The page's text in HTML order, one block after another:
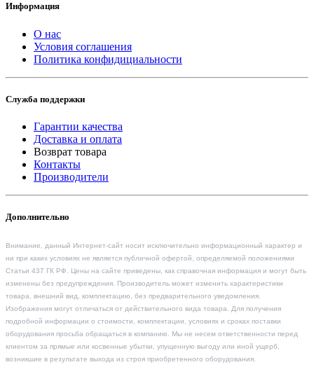
Информация
О нас
Условия соглашения
Политика конфидициальности
Служба поддержки
Гарантии качества
Доставка и оплата
Возврат товара
Контакты
Производители
Дополнительно
Внимание, данный Интернет-сайт носит исключительно информационный характер и
ни при каких условиях не является публичной офертой, определяемой положениями
Статьи 437 ГК РФ. Цены на сайте приведены, как справочная информация и могут быть
изменены без предупреждения. Производитель может изменить характеристики
товара, внешний вид, комплектацию, без предварительного уведомления.
Изображения могут отличаться от действительного вида товара. Для получения
подробной информации о стоимости, комплектации, условиях и сроках поставки
оборудования просьба обращаться в компанию. Мы не несем ответственности перед
клиентом за прямые или косвенные убытки, упущенную выгоду или иной ущерб,
возникшие в результате выхода из строя приобретенного оборудования.